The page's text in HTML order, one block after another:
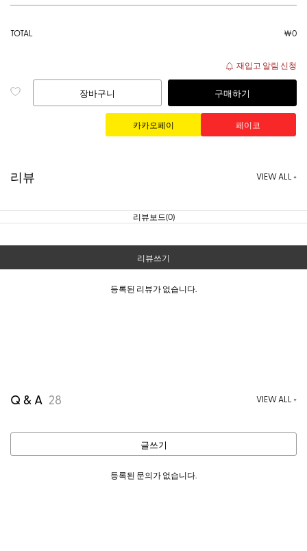
TOTAL ￦0
재입고 알림 신청
장바구니 구매하기
리뷰 VIEW ALL +
리뷰보드(0)
리뷰쓰기
등록된 리뷰가 없습니다.
Q & A 28 VIEW ALL +
글쓰기
등록된 문의가 없습니다.